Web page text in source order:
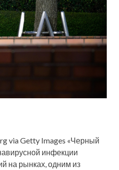
via Getty Images «Черный
инфекции
на рынках, одним из